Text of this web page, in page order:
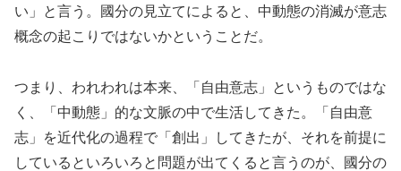
い」と言う。國分の見立てによると、中動態の消滅が意志
概念の起こりではないかということだ。
つまり、われわれは本来、「自由意志」というものではな
く、「中動態」的な文脈の中で生活してきた。「自由意
志」を近代化の過程で「創出」してきたが、それを前提に
しているといろいろと問題が出てくると言うのが、國分の